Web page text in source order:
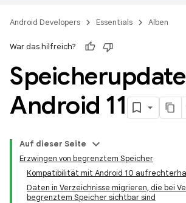
Android Developers Essentials Alben
War das hilfreich?
Android 11
Auf dieser Seite
Erzwingen von begrenztem Speicher
Kompatibilität mit Android 10
Daten in Verzeichnisse migrieren, die bei
begrenztem Speicher sichtbar sind